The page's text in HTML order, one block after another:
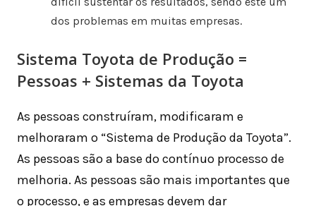
dos problemas em muitas empresas.
Sistema Toyota de Produção =
Pessoas + Sistemas da Toyota
As pessoas construíram, modificaram e
melhoraram o “Sistema de Produção da Toyota”.
As pessoas são a base do contínuo processo de
melhoria. As pessoas são mais importantes que
o processo, e as empresas devem dar